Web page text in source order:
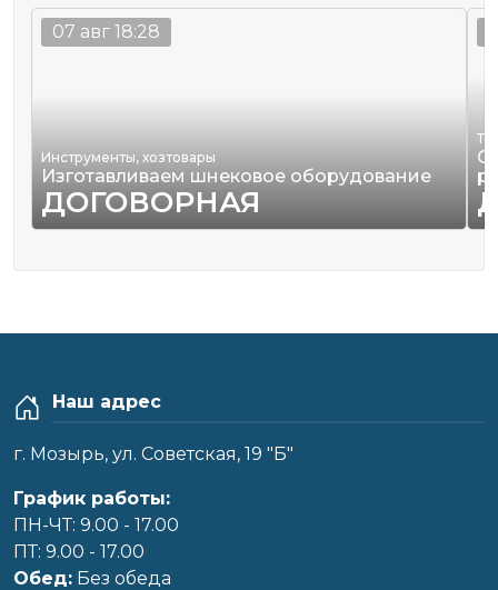
Инструменты, хозтовары
Изготавливаем шнековое оборудование
ДОГОВОРНАЯ
07 авг 18:28
Наш адрес
г. Мозырь, ул. Советская, 19 "Б"
График работы:
ПН-ЧТ: 9.00 - 17.00
ПТ: 9.00 - 17.00
Обед: Без обеда